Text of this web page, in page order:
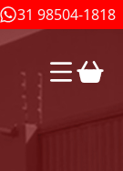
31 98504-1818